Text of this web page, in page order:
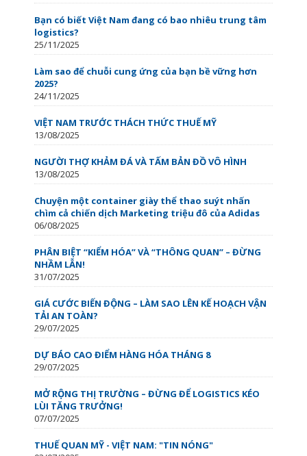
Bạn có biết Việt Nam đang có bao nhiêu trung tâm
logistics?
25/11/2025
Làm sao để chuỗi cung ứng của bạn bề vững hơn
2025?
24/11/2025
VIỆT NAM TRƯỚC THÁCH THỨC THUẾ MỸ
13/08/2025
NGƯỜI THỢ KHẢM ĐÁ VÀ TẤM BẢN ĐỒ VÔ HÌNH
13/08/2025
Chuyện một container giày thể thao suýt nhấn
chìm cả chiến dịch Marketing triệu đô của Adidas
06/08/2025
PHÂN BIỆT “KIỂM HÓA” VÀ “THÔNG QUAN” – ĐỪNG
NHẦM LẪN!
31/07/2025
GIÁ CƯỚC BIẾN ĐỘNG – LÀM SAO LÊN KẾ HOẠCH VẬN
TẢI AN TOÀN?
29/07/2025
DỰ BÁO CAO ĐIỂM HÀNG HÓA THÁNG 8
29/07/2025
MỞ RỘNG THỊ TRƯỜNG – ĐỪNG ĐỂ LOGISTICS KÉO
LÙI TĂNG TRƯỞNG!
07/07/2025
THUẾ QUAN MỸ - VIỆT NAM: "TIN NÓNG"